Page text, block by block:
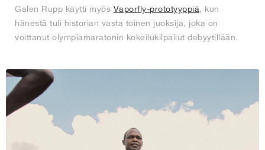
Galen Rupp käytti myös Vaporfly-prototyyppiä , kun
hänestä tuli historian vasta toinen juoksija, joka on
voittanut olympiamaratonin kokeilukilpailut debyytillään.